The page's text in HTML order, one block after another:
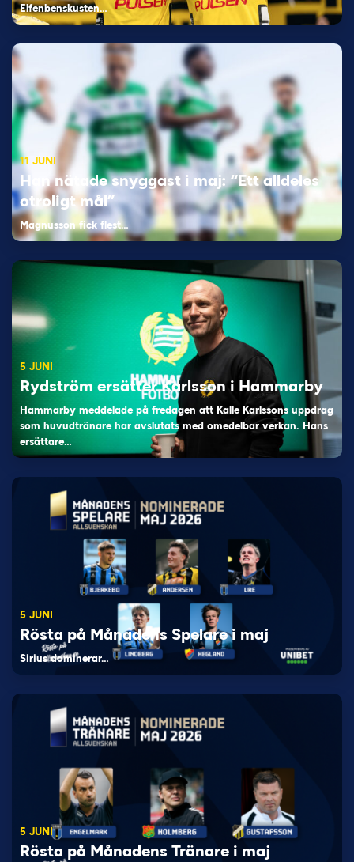
Elfenbenskusten…
11 JUNI
Han nätade snyggast i maj: “Ett alldeles
otroligt mål”
Magnusson fick flest…
5 JUNI
Rydström ersätter Karlsson i Hammarby
Hammarby meddelade på fredagen att Kalle Karlssons uppdrag
som huvudtränare har avslutats med omedelbar verkan. Hans
ersättare…
5 JUNI
Rösta på Månadens Spelare i maj
Sirius dominerar…
5 JUNI
Rösta på Månadens Tränare i maj